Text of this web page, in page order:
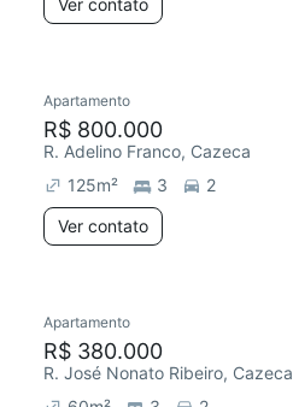
Ver contato
Apartamento
R$ 800.000
R. Adelino Franco, Cazeca
125m² 3
2
Ver contato
Apartamento
R$ 380.000
R. José Nonato Ribeiro, Cazeca